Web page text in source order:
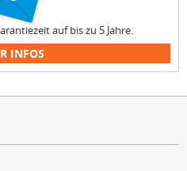
auf bis zu 5 Jahre.
INFOS